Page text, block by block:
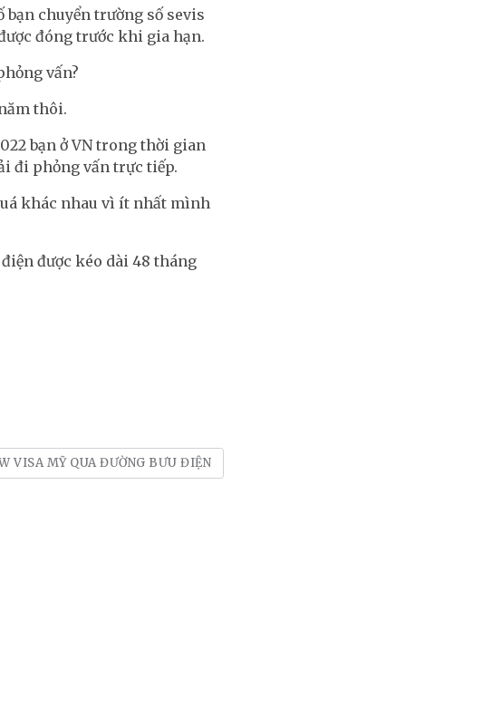
bạn chuyển trường số sevis
đóng trước khi gia hạn.
vấn?
thôi.
bạn ở VN trong thời gian
đi phỏng vấn trực tiếp.
khác nhau vì ít nhất mình
được kéo dài 48 tháng
VISA MỸ QUA ĐƯỜNG BƯU ĐIỆN